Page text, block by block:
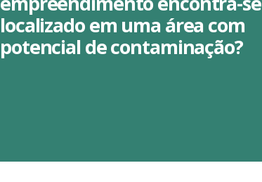
localizado em uma área com
potencial de contaminação?